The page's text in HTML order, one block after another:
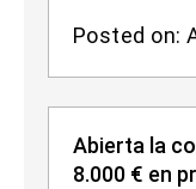
Posted on:
Abierta la
8.000 € en